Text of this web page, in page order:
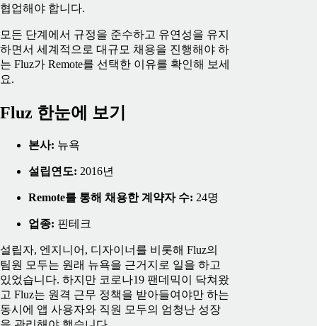
협업해야 합니다.
모든 단계에서 규정을 준수하고 유연성을 유지
하면서 세계적으로 대규모 채용을 진행해야 하
는 Fluz가 Remote를 선택한 이유를 확인해 보세
요.
Fluz 한눈에 보기
본사: 뉴욕
설립연도: 2016년
Remote를 통해 채용한 계약자 수: 24명
업종: 핀테크
설립자, 엔지니어, 디자이너를 비롯해 Fluz의
팀원 모두는 원래 뉴욕을 근거지로 일을 하고
있었습니다. 하지만 코로나19 팬데믹이 닥쳐왔
고 Fluz는 원격 근무 정책을 받아들여야만 하는
동시에 앱 사용자와 직원 모두의 엄청난 성장